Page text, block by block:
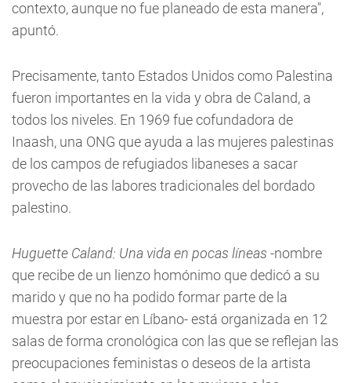
contexto, aunque no fue planeado de esta manera",
apuntó.
Precisamente, tanto Estados Unidos como Palestina
fueron importantes en la vida y obra de Caland, a
todos los niveles. En 1969 fue cofundadora de
Inaash, una ONG que ayuda a las mujeres palestinas
de los campos de refugiados libaneses a sacar
provecho de las labores tradicionales del bordado
palestino.
Huguette Caland: Una vida en pocas líneas -nombre
que recibe de un lienzo homónimo que dedicó a su
marido y que no ha podido formar parte de la
muestra por estar en Líbano- está organizada en 12
salas de forma cronológica con las que se reflejan las
preocupaciones feministas o deseos de la artista